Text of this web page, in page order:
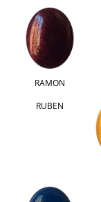
RAMON
RUBEN